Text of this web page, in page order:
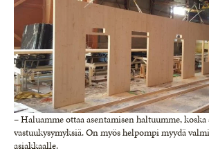
– Haluamme ottaa asentamisen haltuumme, koska
vastuukysymyksiä. On myös helpompi myydä
asiakkaalle.